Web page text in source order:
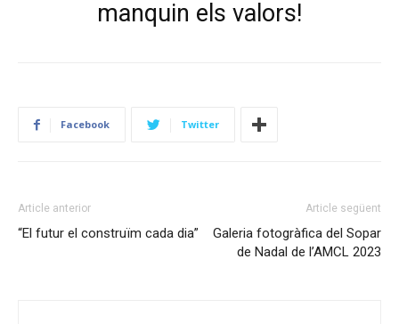
manquin els valors!
Facebook Twitter
Article anterior
“El futur el construïm cada dia”
Article següent
Galeria fotogràfica del Sopar
de Nadal de l’AMCL 2023